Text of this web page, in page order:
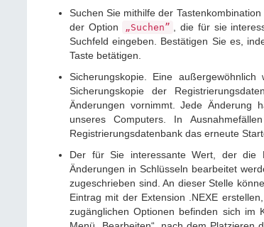
Suchen Sie mithilfe der Tastenkombination
der Option
„Suchen”
, die für sie
Suchfeld eingeben. Bestätigen Sie es,
Taste betätigen.
Sicherungskopie. Eine
Sicherungskopie der
Änderungen vornimmt. Jede Änderung
unseres Computers. In
Registrierungsdatenbank das erneute
Der für Sie interessante Wert, der die
Änderungen in Schlüsseln bearbeitet
zugeschrieben sind. An dieser Stelle
Eintrag mit der Extension .NEXE
zugänglichen Optionen befinden sich im